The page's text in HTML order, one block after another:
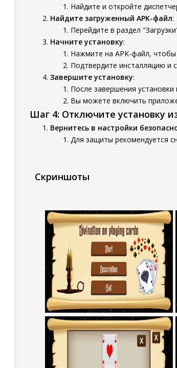
Найдите и откройте
Найдите загруженный APK-файл:
Перейдите в раздел
Начните установку:
Нажмите на APK-файл, чтобы
Подтвердите инсталляцию и
Завершите установку:
После завершения
Вы можете включить
Шаг 4: Отключите установку
Вернитесь в настройки
Для защиты рекомендуется
Скриншоты